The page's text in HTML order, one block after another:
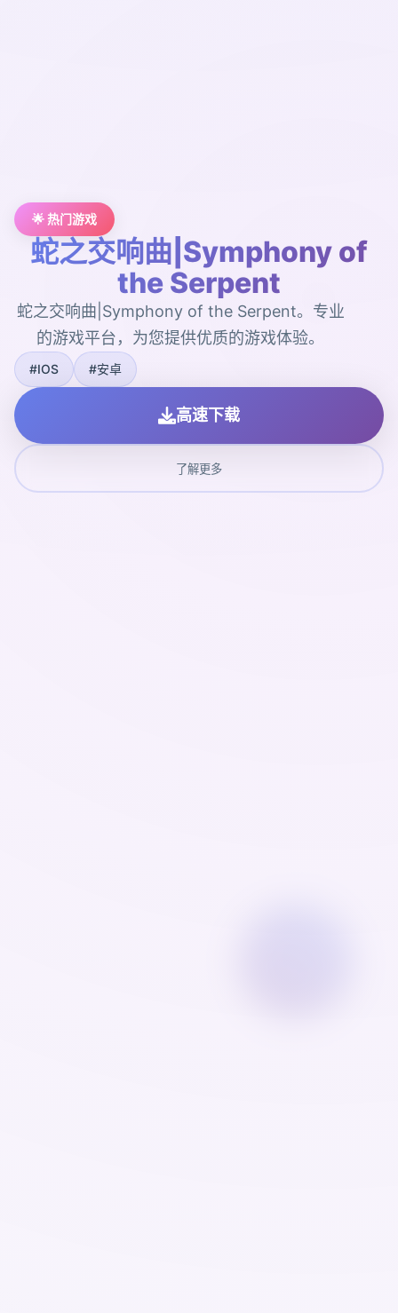
🌟 热门游戏
蛇之交响曲|Symphony of
the Serpent
蛇之交响曲|Symphony of the Serpent。专业
的游戏平台，为您提供优质的游戏体验。
#IOS #安卓
高速下载
了解更多